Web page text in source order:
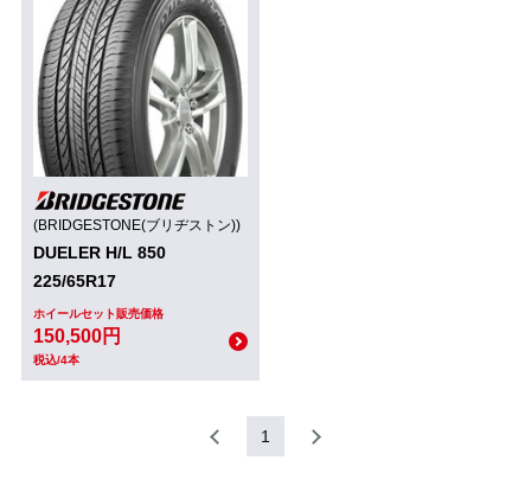
(BRIDGESTONE(ブリヂストン))
DUELER H/L 850
225/65R17
ホイールセット販売価格
150,500円
税込/4本
1